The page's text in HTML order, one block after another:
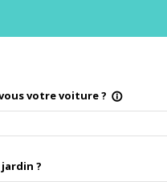
votre voiture ? info_outline
?